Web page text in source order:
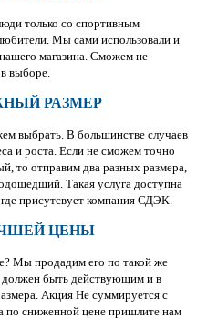
только со спортивным
Мы сами использовали и
магазина. Сможем не
выборе.
РАЗМЕР
выбрать. В большинстве случаев
и роста. Если не сможем точно
то отправим два разных размера,
Такая услуга доступна
присутсвует компания СДЭК.
ЦЕНЫ
Мы продадим его по такой же
должен быть действующим и в
Акция Не суммируется с
по сниженной цене пришлите нам